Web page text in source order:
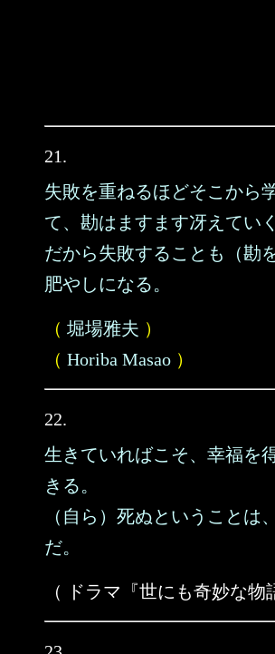
21.
失敗を重ねるほどそこから
て、勘はますます冴えていく
だから失敗することも（勘
肥やしになる。
（ 堀場雅夫 ）
（ Horiba Masao ）
22.
生きていればこそ、幸福を
きる。
（自ら）死ぬということは
だ。
（ ドラマ『世にも奇妙な物